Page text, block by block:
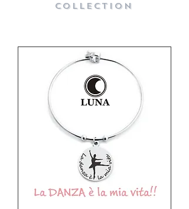
COLLECTION